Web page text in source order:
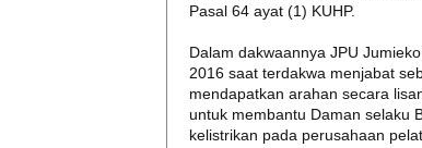
Pasal 64 ayat (1) KUHP.
Dalam dakwaannya JPU
2016 saat terdakwa menjabat
mendapatkan arahan secara
untuk membantu Daman selaku
kelistrikan pada perusahaan